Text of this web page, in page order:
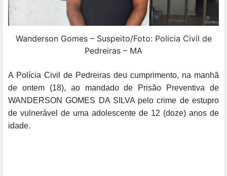
Wanderson Gomes – Suspeito/Foto: Policia Civil de
Pedreiras – MA
A Polícia Civil de Pedreiras deu cumprimento, na manhã
de ontem (18), ao mandado de Prisão Preventiva de
WANDERSON GOMES DA SILVA pelo crime de estupro
de vulnerável de uma adolescente de 12 (doze) anos de
idade.